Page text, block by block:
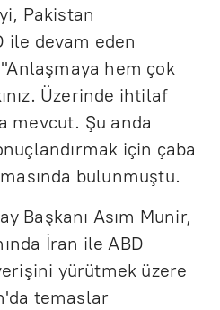
Pakistan
ile devam eden
hem çok
Üzerinde ihtilaf
mevcut. Şu anda
için çaba
bulunmuştu.
Başkanı Asım Munir,
İran ile ABD
yürütmek üzere
temaslar